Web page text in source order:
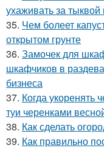
ухаживать за
35. Чем болеет
открытом грунте
36. Замочек для
шкафчиков в
бизнеса
37. Когда укоренять
туи черенками
38. Как сделать
39. Как правильно